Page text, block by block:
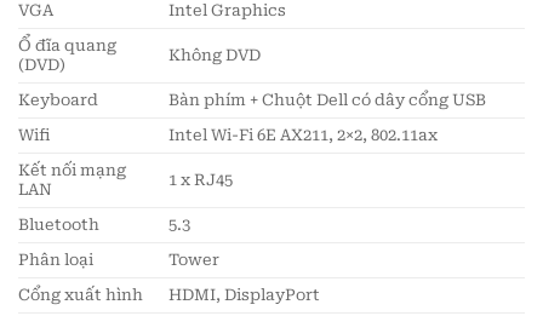
VGA
Intel Graphics
Ổ đĩa quang
(DVD)
Không DVD
Keyboard
Bàn phím + Chuột Dell có dây cổng USB
Wifi
Intel Wi-Fi 6E AX211, 2×2, 802.11ax
Kết nối mạng
LAN
1 x RJ45
Bluetooth
5.3
Phân loại
Tower
Cổng xuất hình
HDMI, DisplayPort